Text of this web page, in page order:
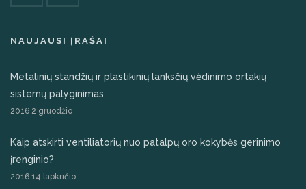
NAUJAUSI ĮRAŠAI
Metalinių standžių ir plastikinių lanksčių vėdinimo ortakių
sistemų palyginimas
2016 2 gruodžio
Kaip atskirti ventiliatorių nuo patalpų oro kokybės gerinimo
įrenginio?
2016 14 lapkričio